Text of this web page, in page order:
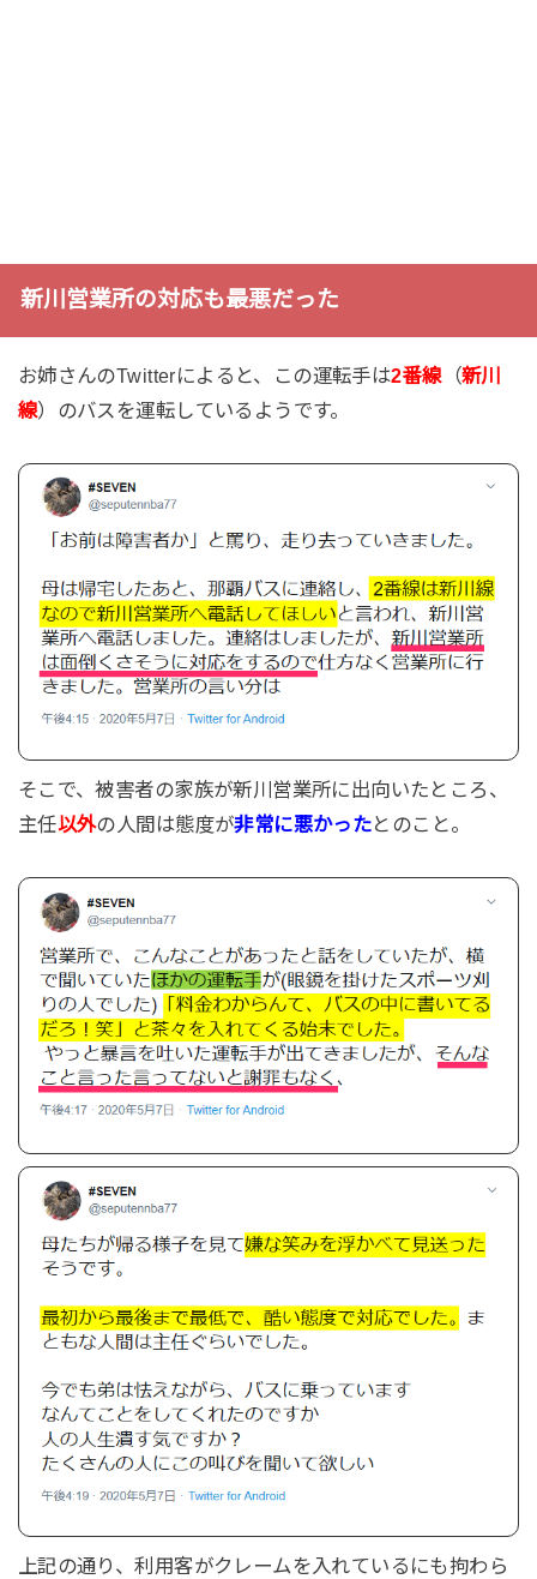
新川営業所の対応も最悪だった
お姉さんのTwitterによると、この運転手は2番線（新川
線）のバスを運転しているようです。
そこで、被害者の家族が新川営業所に出向いたところ、
主任以外の人間は態度が非常に悪かったとのこと。
上記の通り、利用客がクレームを入れているにも拘わら